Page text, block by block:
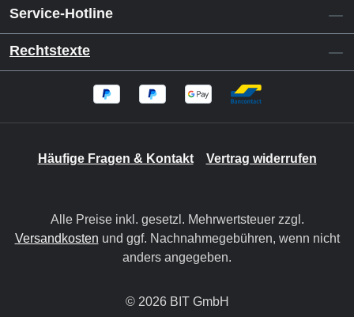
Service-Hotline
Rechtstexte
Häufige Fragen & Kontakt Vertrag widerrufen
Alle Preise inkl. gesetzl. Mehrwertsteuer zzgl.
Versandkosten und ggf. Nachnahmegebühren, wenn nicht
anders angegeben.
© 2026 BIT GmbH